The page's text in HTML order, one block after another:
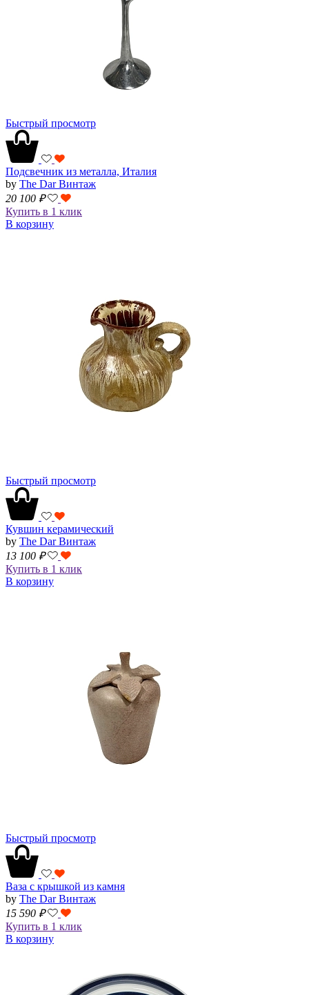
Быстрый просмотр
Подсвечник из металла, Италия
by The Dar Винтаж
20 100 ₽
Купить в 1 клик
В корзину
Быстрый просмотр
Кувшин керамический
by The Dar Винтаж
13 100 ₽
Купить в 1 клик
В корзину
Быстрый просмотр
Ваза с крышкой из камня
by The Dar Винтаж
15 590 ₽
Купить в 1 клик
В корзину